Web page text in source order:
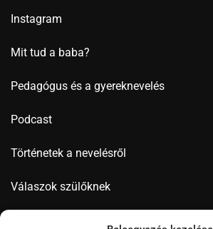
Instagram
Mit tud a baba?
Pedagógus és a gyereknevelés
Podcast
Történetek a nevelésről
Válaszok szülőknek